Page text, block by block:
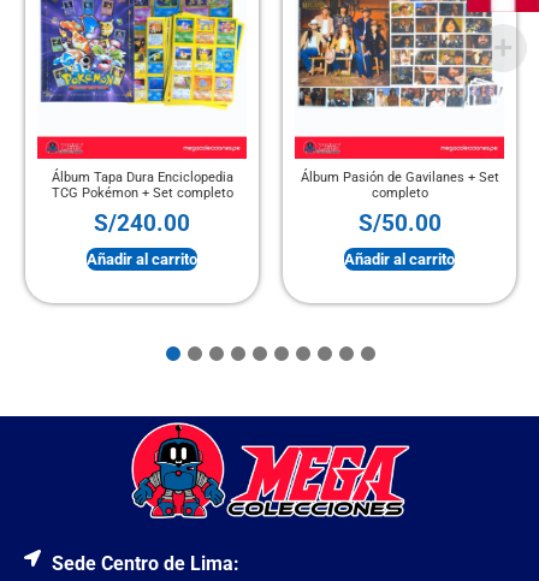
Álbum Tapa Dura Enciclopedia
TCG Pokémon + Set completo
S/240.00
Añadir al carrito
Álbum Pasión de Gavilanes + Set
completo
S/50.00
Añadir al carrito
Sede Centro de Lima: